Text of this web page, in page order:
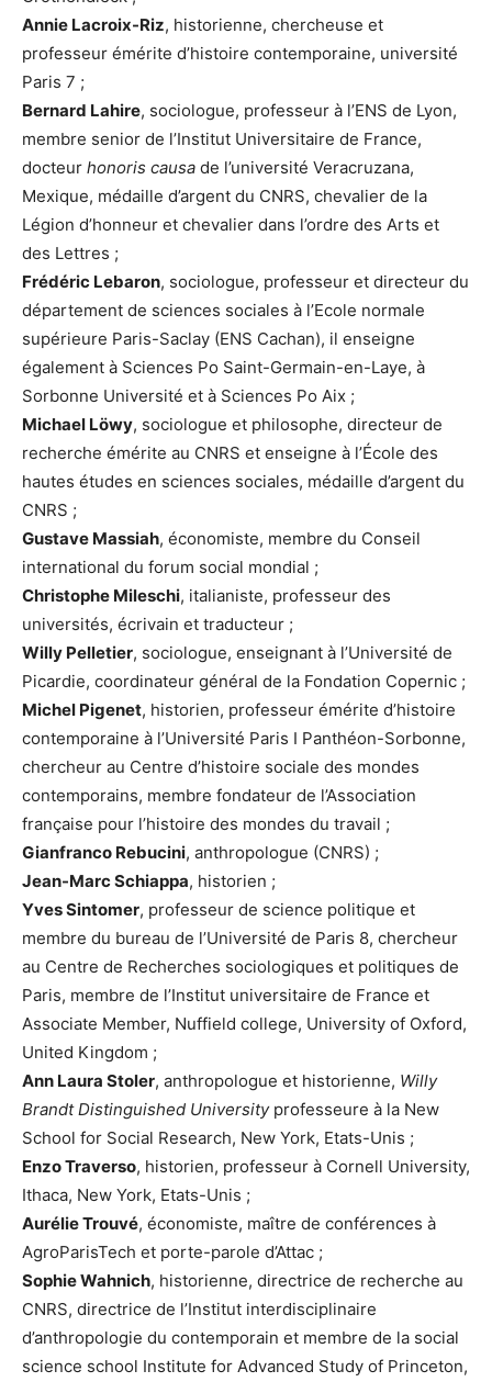
Annie Lacroix-Riz, historienne, chercheuse et
professeur émérite d’histoire contemporaine, université
Paris 7 ;
Bernard Lahire, sociologue, professeur à l’ENS de Lyon,
membre senior de l’Institut Universitaire de France,
docteur honoris causa de l’université Veracruzana,
Mexique, médaille d’argent du CNRS, chevalier de la
Légion d’honneur et chevalier dans l’ordre des Arts et
des Lettres ;
Frédéric Lebaron, sociologue, professeur et directeur du
département de sciences sociales à l’Ecole normale
supérieure Paris-Saclay (ENS Cachan), il enseigne
également à Sciences Po Saint-Germain-en-Laye, à
Sorbonne Université et à Sciences Po Aix ;
Michael Löwy, sociologue et philosophe, directeur de
recherche émérite au CNRS et enseigne à l’École des
hautes études en sciences sociales, médaille d’argent du
CNRS ;
Gustave Massiah, économiste, membre du Conseil
international du forum social mondial ;
Christophe Mileschi, italianiste, professeur des
universités, écrivain et traducteur ;
Willy Pelletier, sociologue, enseignant à l’Université de
Picardie, coordinateur général de la Fondation Copernic ;
Michel Pigenet, historien, professeur émérite d’histoire
contemporaine à l’Université Paris I Panthéon-Sorbonne,
chercheur au Centre d’histoire sociale des mondes
contemporains, membre fondateur de l’Association
française pour l’histoire des mondes du travail ;
Gianfranco Rebucini, anthropologue (CNRS) ;
Jean-Marc Schiappa, historien ;
Yves Sintomer, professeur de science politique et
membre du bureau de l’Université de Paris 8, chercheur
au Centre de Recherches sociologiques et politiques de
Paris, membre de l’Institut universitaire de France et
Associate Member, Nuffield college, University of Oxford,
United Kingdom ;
Ann Laura Stoler, anthropologue et historienne, Willy
Brandt Distinguished Universityprofesseure à la New
School for Social Research, New York, Etats-Unis ;
Enzo Traverso, historien, professeur à Cornell University,
Ithaca, New York, Etats-Unis ;
Aurélie Trouvé, économiste, maître de conférences à
AgroParisTech et porte-parole d’Attac ;
Sophie Wahnich, historienne, directrice de recherche au
CNRS, directrice de l’Institut interdisciplinaire
d’anthropologie du contemporain et membre de la social
science school Institute for Advanced Study of Princeton,